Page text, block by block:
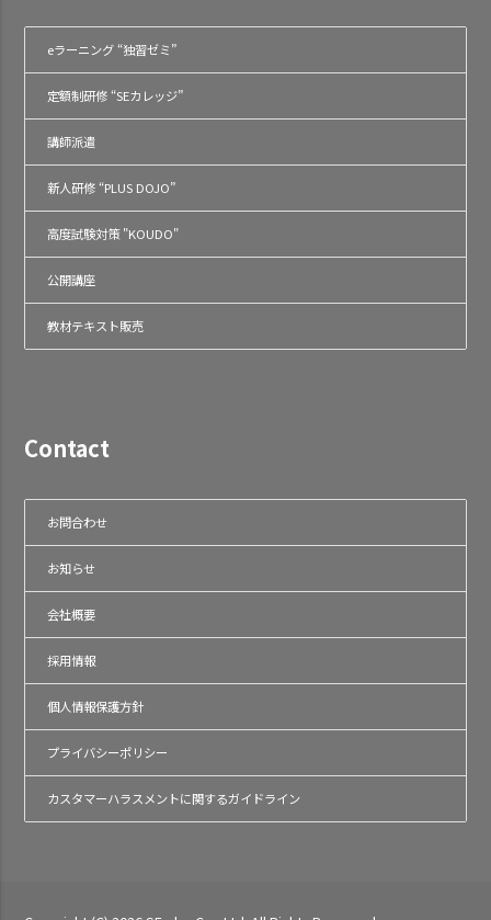
eラーニング “独習ゼミ”
定額制研修 “SEカレッジ”
講師派遣
新人研修 “PLUS DOJO”
高度試験対策 "KOUDO"
公開講座
教材テキスト販売
Contact
お問合わせ
お知らせ
会社概要
採用情報
個人情報保護方針
プライバシーポリシー
カスタマーハラスメントに関するガイドライン